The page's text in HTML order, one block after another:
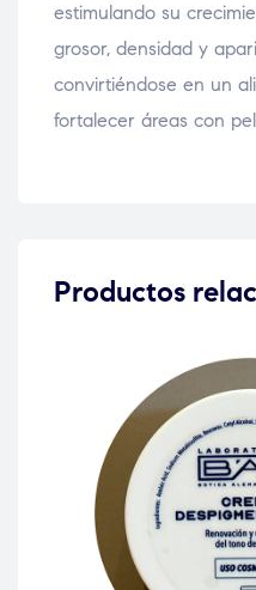
estimulando su
grosor, densidad y
convirtiéndose en un
fortalecer áreas con
Productos